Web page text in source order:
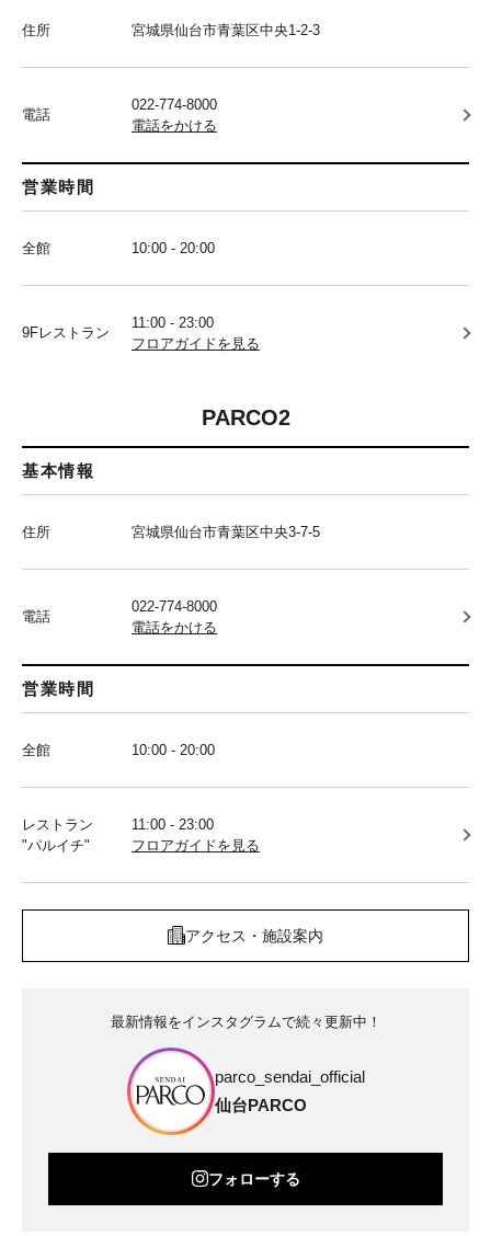
住所 宮城県仙台市青葉区中央1-2-3
電話
022-774-8000
電話をかける
営業時間
全館 10:00 - 20:00
9Fレストラン
11:00 - 23:00
フロアガイドを見る
PARCO2
基本情報
住所 宮城県仙台市青葉区中央3-7-5
電話
022-774-8000
電話をかける
営業時間
全館 10:00 - 20:00
レストラン
"パルイチ"
11:00 - 23:00
フロアガイドを見る
アクセス・施設案内
最新情報をインスタグラムで続々更新中！
parco_sendai_official
仙台PARCO
フォローする